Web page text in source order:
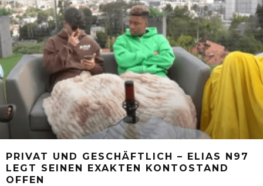
PRIVAT UND GESCHÄFTLICH – ELIAS N97
LEGT SEINEN EXAKTEN KONTOSTAND
OFFEN